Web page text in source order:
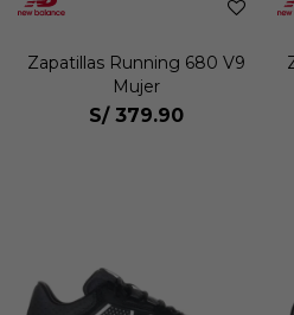
Zapatillas Running 680 V9
Mujer
S/ 379.90